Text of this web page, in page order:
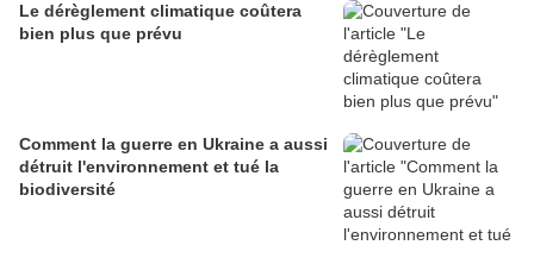
Le dérèglement climatique coûtera
bien plus que prévu
Comment la guerre en Ukraine a aussi
détruit l'environnement et tué la
biodiversité